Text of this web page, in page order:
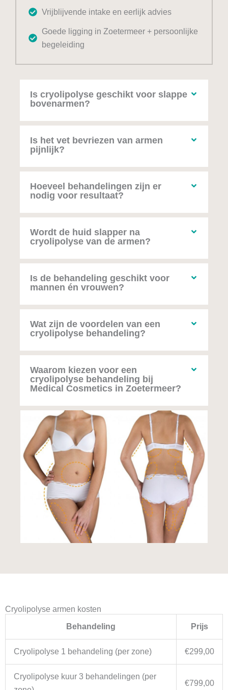
Vrijblijvende intake en eerlijk advies
Goede ligging in Zoetermeer + persoonlijke
begeleiding
Is cryolipolyse geschikt voor slappe
bovenarmen?
Is het vet bevriezen van armen
pijnlijk?
Hoeveel behandelingen zijn er
nodig voor resultaat?
Wordt de huid slapper na
cryolipolyse van de armen?
Is de behandeling geschikt voor
mannen én vrouwen?
Wat zijn de voordelen van een
cryolipolyse behandeling?
Waarom kiezen voor een
cryolipolyse behandeling bij
Medical Cosmetics in Zoetermeer?
Cryolipolyse armen kosten
Behandeling
Prijs
Cryolipolyse 1 behandeling (per zone) €299,00
Cryolipolyse kuur 3 behandelingen (per
€799,00